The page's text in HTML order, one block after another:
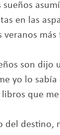
en las
veranos
son
yo lo sabía
que
del destino,